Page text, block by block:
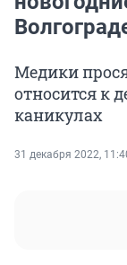
Медики
относится к
каникулах
31 декабря 2022,